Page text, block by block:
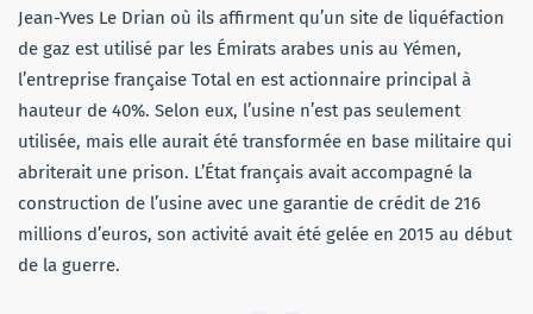
Jean-Yves Le Drian où ils affirment qu’un site de liquéfaction
de gaz est utilisé par les Émirats arabes unis au Yémen,
l’entreprise française Total en est actionnaire principal à
hauteur de 40%. Selon eux, l’usine n’est pas seulement
utilisée, mais elle aurait été transformée en base militaire qui
abriterait une prison. L’État français avait accompagné la
construction de l’usine avec une garantie de crédit de 216
millions d’euros, son activité avait été gelée en 2015 au début
de la guerre.